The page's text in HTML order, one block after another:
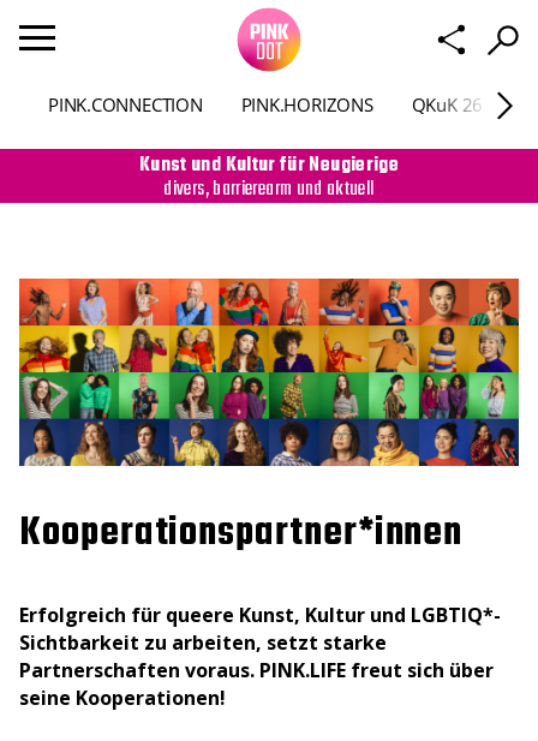
PINK.CONNECTION PINK.HORIZONS QKuK 26
Kunst und Kultur für Neugierige
divers, barrierearm und aktuell
Kooperationspartner*innen
Erfolgreich für queere Kunst, Kultur und LGBTIQ*-
Sichtbarkeit zu arbeiten, setzt starke
Partnerschaften voraus. PINK.LIFE freut sich über
seine Kooperationen!